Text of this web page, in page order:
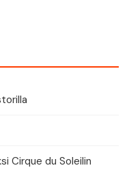
Cirque du Soleilin